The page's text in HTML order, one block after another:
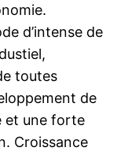
d’intense de
toutes
de
et une forte
Croissance